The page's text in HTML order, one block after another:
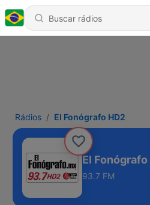
Rádios El Fonógrafo HD2
El Fonógrafo
93.7 FM